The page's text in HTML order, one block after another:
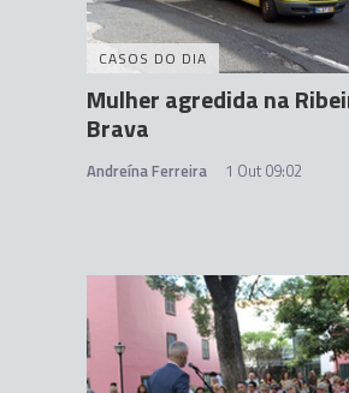
CASOS DO DIA
Mulher agredida na
Brava
Andreína Ferreira 1 Out 09:02